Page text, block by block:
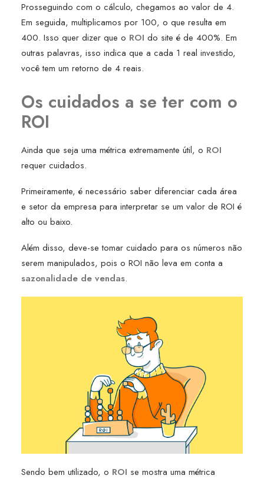
Prosseguindo com o cálculo, chegamos ao valor de 4.
Em seguida, multiplicamos por 100, o que resulta em
400. Isso quer dizer que o ROI do site é de 400%. Em
outras palavras, isso indica que a cada 1 real investido,
você tem um retorno de 4 reais.
Os cuidados a se ter com o
ROI
Ainda que seja uma métrica extremamente útil, o ROI
requer cuidados.
Primeiramente, é necessário saber diferenciar cada área
e setor da empresa para interpretar se um valor de ROI é
alto ou baixo.
Além disso, deve-se tomar cuidado para os números não
serem manipulados, pois o ROI não leva em conta a
sazonalidade de vendas.
Sendo bem utilizado, o ROI se mostra uma métrica